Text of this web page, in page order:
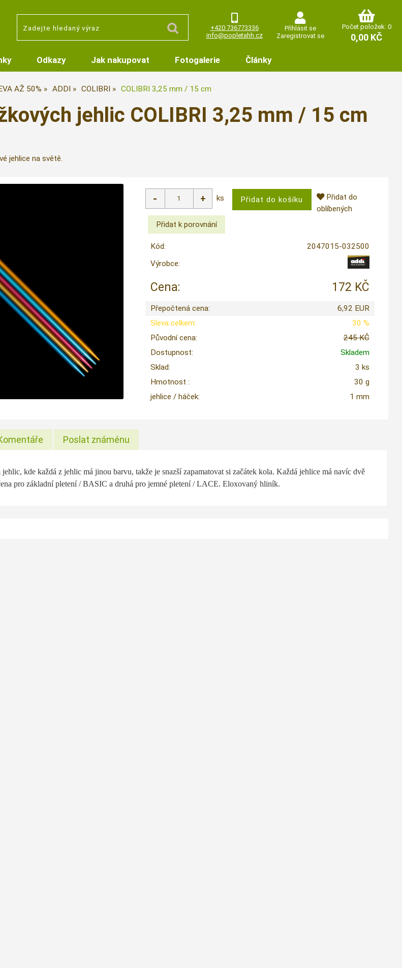
+420 736773336
info@popletahh.cz
Přihlásit se
Zaregistrovat se
Počet položek: 0
0,00 KČ
Odkazy Jak nakupovat Fotogalerie Články
AŽ 50% ADDI COLIBRI COLIBRI 3,25 mm / 15 cm
jehlic COLIBRI 3,25 mm / 15 cm
jehlice na světě.
ks
Přidat do
oblíbených
Kód:
2047015-032500
Výrobce:
Cena: 172 KČ
Přepočtená cena:
6,92 EUR
Sleva celkem:
30 %
Původní cena:
245 KČ
Dostupnost:
Skladem
Sklad:
3 ks
Hmotnost :
30 g
jehlice / háček:
1 mm
Poslat známénu
jehlic, kde každá z jehlic má jinou barvu, takže je snazší zapamatovat si začátek kola. Každá jehlice má navícdvě
pro základní pletení / BASIC a druhá pro jemné pletení / LACE. Eloxovaný hliník.